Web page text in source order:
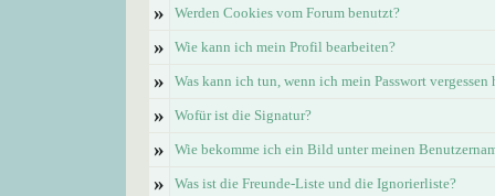
» Werden Cookies vom Forum benutzt?
» Wie kann ich mein Profil bearbeiten?
» Was kann ich tun, wenn ich mein Passwort vergessen
» Wofür ist die Signatur?
» Wie bekomme ich ein Bild unter meinen
» Was ist die Freunde-Liste und die Ignorierliste?